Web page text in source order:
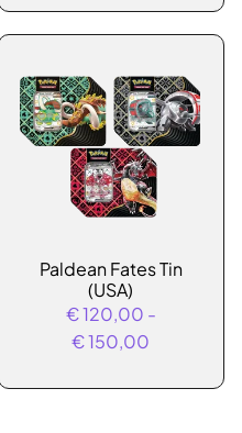
variaties.
Deze
kan
gekozen
worden
product
meerdere
Deze
Paldean Fates Tin
(USA)
€120,00 -
€150,00
tot